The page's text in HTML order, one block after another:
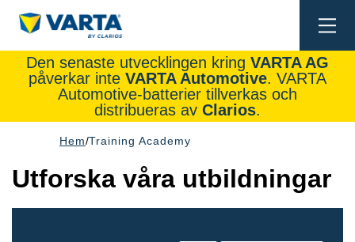
Den senaste utvecklingen kring VARTA AG
påverkar inte VARTA Automotive. VARTA
Automotive-batterier tillverkas och
distribueras av Clarios.
Hem Training Academy
Utforska våra utbildningar